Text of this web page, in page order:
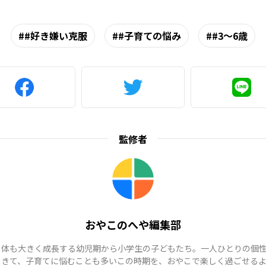
#好き嫌い克服 #子育ての悩み #3～6歳
監修者
おやこのへや編集部
も大きく成長する幼児期から小学生の子どもたち。一人ひとりの個
て、子育てに悩むことも多いこの時期を、おやこで楽しく過ごせるよ